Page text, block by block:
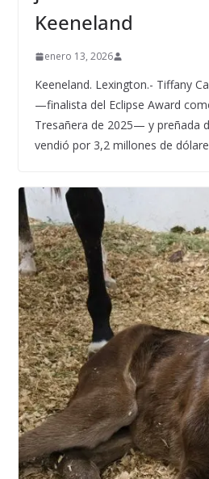
Keeneland
enero 13, 2026
Keeneland. Lexington.- Tiffany
—finalista del Eclipse Award
Tresañera de 2025— y preñada
vendió por 3,2 millones de